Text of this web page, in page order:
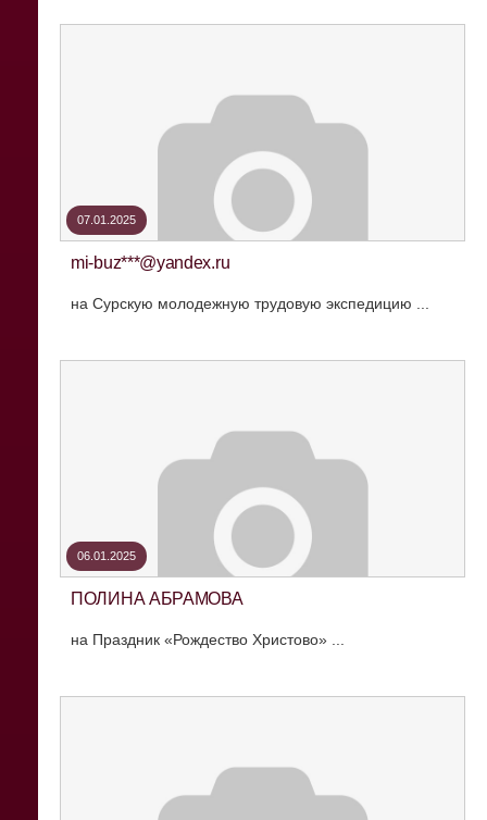
07.01.2025
mi-buz***@yandex.ru
на Сурскую молодежную трудовую экспедицию ...
06.01.2025
ПОЛИНА АБРАМОВА
на Праздник «Рождество Христово» ...